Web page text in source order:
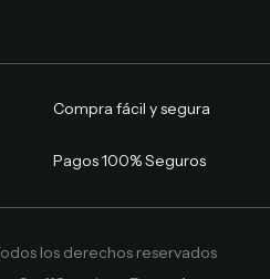
Compra fácil y segura
Pagos 100% Seguros
los derechos reservados